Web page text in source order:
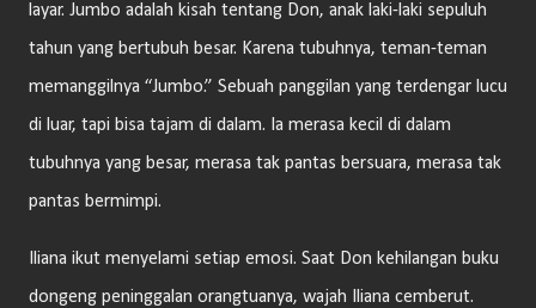
layar. Jumbo adalah kisah tentang Don, anak laki-laki sepuluh
tahun yang bertubuh besar. Karena tubuhnya, teman-teman
memanggilnya “Jumbo.” Sebuah panggilan yang terdengar lucu
di luar, tapi bisa tajam di dalam. Ia merasa kecil di dalam
tubuhnya yang besar, merasa tak pantas bersuara, merasa tak
pantas bermimpi.
Iliana ikut menyelami setiap emosi. Saat Don kehilangan buku
dongeng peninggalan orangtuanya, wajah Iliana cemberut.